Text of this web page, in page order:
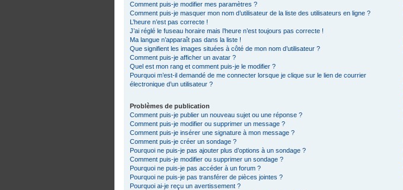
Comment puis-je modifier mes paramètres ?
Comment puis-je masquer mon nom d’utilisateur de la liste des utilisateurs en ligne ?
L’heure n’est pas correcte !
J’ai réglé le fuseau horaire mais l’heure n’est toujours pas correcte !
Ma langue n’apparaît pas dans la liste !
Que signifient les images situées à côté de mon nom d’utilisateur ?
Comment puis-je afficher un avatar ?
Quel est mon rang et comment puis-je le modifier ?
Pourquoi m’est-il demandé de me connecter lorsque je clique sur le lien de courrier
électronique d’un utilisateur ?
Problèmes de publication
Comment puis-je publier un nouveau sujet ou une réponse ?
Comment puis-je modifier ou supprimer un message ?
Comment puis-je insérer une signature à mon message ?
Comment puis-je créer un sondage ?
Pourquoi ne puis-je pas ajouter plus d’options à un sondage ?
Comment puis-je modifier ou supprimer un sondage ?
Pourquoi ne puis-je pas accéder à un forum ?
Pourquoi ne puis-je pas transférer de pièces jointes ?
Pourquoi ai-je reçu un avertissement ?